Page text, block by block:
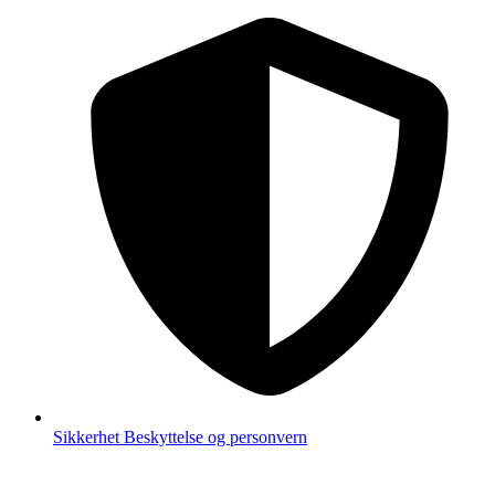
Sikkerhet Beskyttelse og personvern